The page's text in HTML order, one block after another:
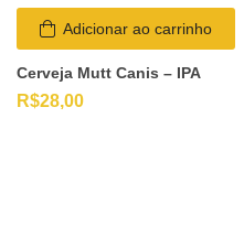
Adicionar ao carrinho
Cerveja Mutt Canis – IPA
R$28,00